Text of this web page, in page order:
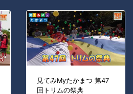
見てみMyたかまつ 第47
回トリムの祭典